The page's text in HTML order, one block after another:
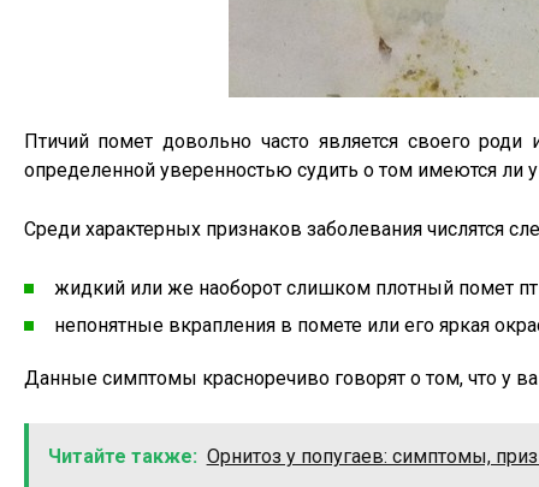
Птичий помет довольно часто является своего
определенной уверенностью судить о том имеются ли
Среди характерных признаков заболевания числятся
жидкий или же наоборот слишком плотный помет
непонятные вкрапления в помете или его яркая
Данные симптомы красноречиво говорят о том, что у
Читайте также: Орнитоз у попугаев: симптомы,